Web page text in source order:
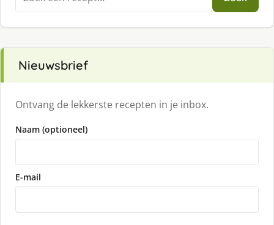
naar:
Nieuwsbrief
Ontvang de lekkerste recepten in je inbox.
Naam (optioneel)
E-mail